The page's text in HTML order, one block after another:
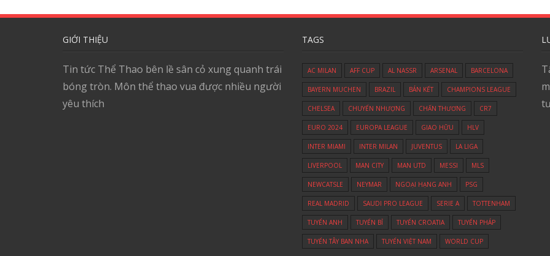
GIỚI THIỆU
Tin tức Thể Thao bên lề sân cỏ xung quanh trái
bóng tròn. Môn thể thao vua được nhiều người
yêu thích
TAGS
AC MILAN AFF CUP AL NASSR ARSENAL BARCELONA
BAYERN MUCHEN BRAZIL BÁN KẾT CHAMPIONS LEAGUE
CHELSEA CHUYỂN NHƯỢNG CHẤN THƯƠNG CR7
EURO 2024 EUROPA LEAGUE GIAO HỮU HLV
INTER MIAMI INTER MILAN JUVENTUS LA LIGA
LIVERPOOL MAN CITY MAN UTD MESSI MLS
NEWCATSLE NEYMAR NGOẠI HẠNG ANH PSG
REAL MADRID SAUDI PRO LEAGUE SERIE A TOTTENHAM
TUYỂN ANH TUYỂN BỈ TUYỂN CROATIA TUYỂN PHÁP
TUYỂN TÂY BAN NHA TUYỂN VIỆT NAM WORLD CUP